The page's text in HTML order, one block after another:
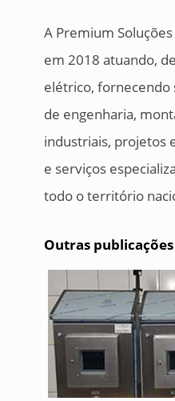
A Premium
em 2018 atuando,
elétrico, fornecendo
de engenharia,
industriais, projetos
e serviços
todo o território
Outras publicações